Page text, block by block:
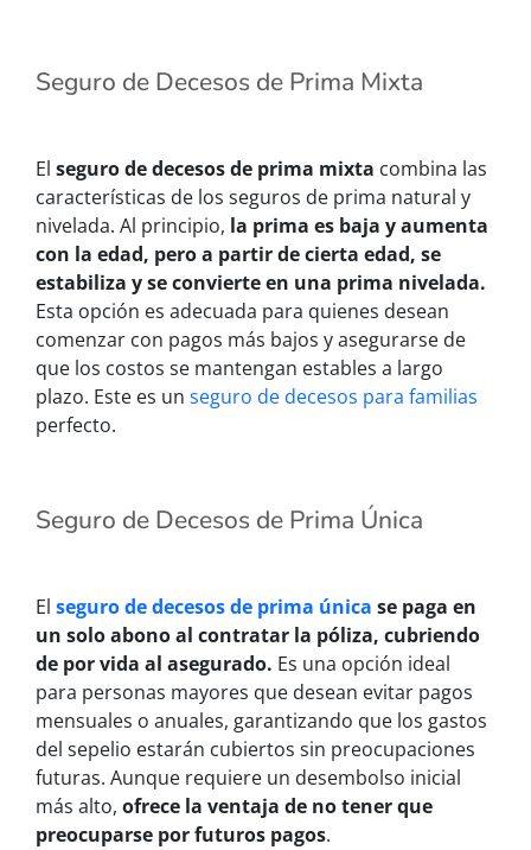
Seguro de Decesos de Prima Mixta
El seguro de decesos de prima mixta combina las
características de los seguros de prima natural y
nivelada. Al principio, la prima es baja y aumenta
con la edad, pero a partir de cierta edad, se
estabiliza y se convierte en una prima nivelada.
Esta opción es adecuada para quienes desean
comenzar con pagos más bajos y asegurarse de
que los costos se mantengan estables a largo
plazo. Este es un seguro de decesos para familias
perfecto.
Seguro de Decesos de Prima Única
El seguro de decesos de prima única se paga en
un solo abono al contratar la póliza, cubriendo
de por vida al asegurado. Es una opción ideal
para personas mayores que desean evitar pagos
mensuales o anuales, garantizando que los gastos
del sepelio estarán cubiertos sin preocupaciones
futuras. Aunque requiere un desembolso inicial
más alto, ofrece la ventaja de no tener que
preocuparse por futuros pagos.